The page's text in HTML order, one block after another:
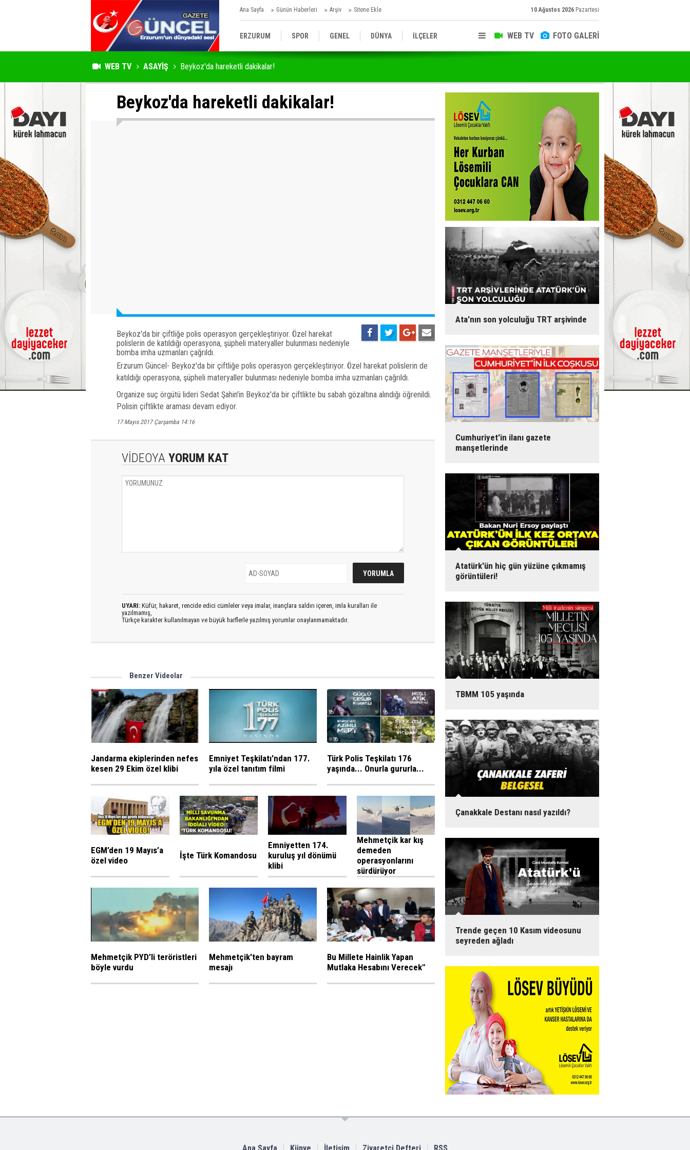
Ana Sayfa Günün Haberleri Arşiv Sitene Ekle 10 Ağustos 2026 Pazartesi
WEB TV FOTO GALERİ
ERZURUM SPOR GENEL DÜNYA İLÇELER
BÖLGE
WEB TV ASAYİŞ Beykoz'da hareketli dakikalar!
Beykoz'da hareketli dakikalar!
Beykoz'da bir çiftliğe polis operasyon gerçekleştiriyor. Özel harekat
polislerin de katıldığı operasyona, şüpheli materyaller bulunması nedeniyle
bomba imha uzmanları çağrıldı.
Erzurum Güncel- Beykoz'da bir çiftliğe polis operasyon gerçekleştiriyor. Özel harekat polislerin de
katıldığı operasyona, şüpheli materyaller bulunması nedeniyle bomba imha uzmanları çağrıldı.
Organize suç örgütü lideri Sedat Şahin'in Beykoz'da bir çiftlikte bu sabah gözaltına alındığı öğrenildi.
Polisin çiftlikte araması devam ediyor.
17 Mayıs 2017 Çarşamba 14:16
VİDEOYA YORUM KAT
UYARI: Küfür, hakaret, rencide edici cümleler veya imalar, inançlara saldırı içeren, imla kuralları ile
yazılmamış,
Türkçe karakter kullanılmayan ve büyük harflerle yazılmış yorumlar onaylanmamaktadır.
Benzer Videolar
Jandarma ekiplerinden nefes
kesen 29 Ekim özel klibi
Emniyet Teşkilatı'ndan 177.
yıla özel tanıtım filmi
Türk Polis Teşkilatı 176
yaşında... Onurla gururla...
EGM’den 19 Mayıs’a
özel video
İşte Türk Komandosu
Emniyetten 174.
kuruluş yıl dönümü
klibi
Mehmetçik kar kış
demeden
operasyonlarını
sürdürüyor
Mehmetçik PYD’li teröristleri
böyle vurdu
Mehmetçik'ten bayram
mesajı
Bu Millete Hainlik Yapan
Mutlaka Hesabını Verecek"
Ata'nın son yolculuğu TRT arşivinde
Cumhuriyet'in ilanı gazete
manşetlerinde
Atatürk'ün hiç gün yüzüne çıkmamış
görüntüleri!
TBMM 105 yaşında
Çanakkale Destanı nasıl yazıldı?
Trende geçen 10 Kasım videosunu
seyreden ağladı